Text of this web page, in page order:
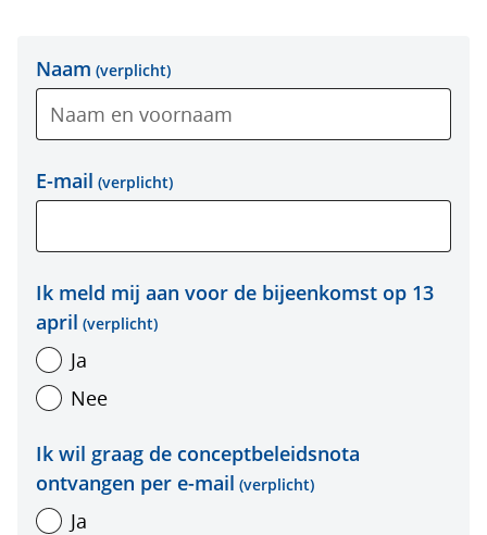
Uw
gegevens
Naam (verplicht)
E-mail (verplicht)
Ik meld mij aan voor de bijeenkomst op 13
april (verplicht)
Ja
Nee
Ik wil graag de conceptbeleidsnota
ontvangen per e-mail (verplicht)
Ja